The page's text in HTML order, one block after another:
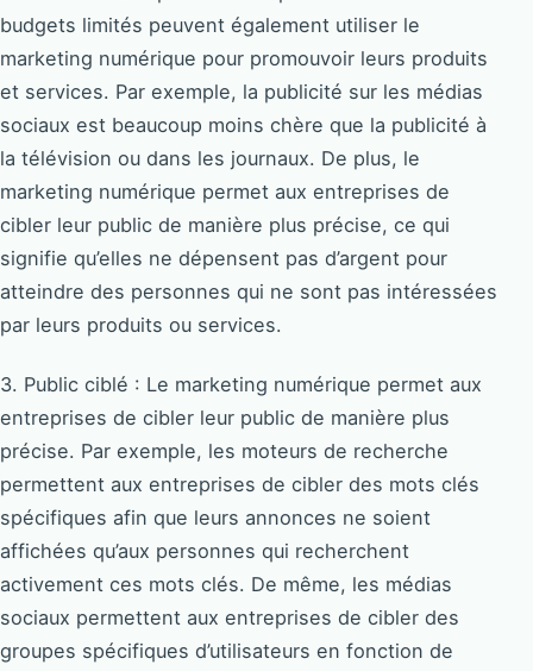
budgets limités peuvent également utiliser le
marketing numérique pour promouvoir leurs produits
et services. Par exemple, la publicité sur les médias
sociaux est beaucoup moins chère que la publicité à
la télévision ou dans les journaux. De plus, le
marketing numérique permet aux entreprises de
cibler leur public de manière plus précise, ce qui
signifie qu’elles ne dépensent pas d’argent pour
atteindre des personnes qui ne sont pas intéressées
par leurs produits ou services.
3. Public ciblé : Le marketing numérique permet aux
entreprises de cibler leur public de manière plus
précise. Par exemple, les moteurs de recherche
permettent aux entreprises de cibler des mots clés
spécifiques afin que leurs annonces ne soient
affichées qu’aux personnes qui recherchent
activement ces mots clés. De même, les médias
sociaux permettent aux entreprises de cibler des
groupes spécifiques d’utilisateurs en fonction de